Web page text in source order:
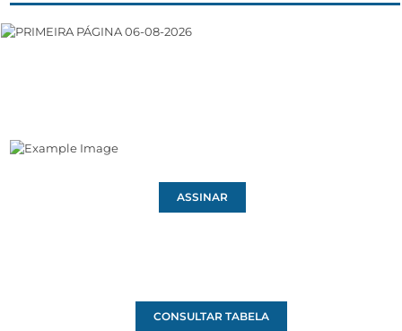
ASSINAR
CONSULTAR TABELA